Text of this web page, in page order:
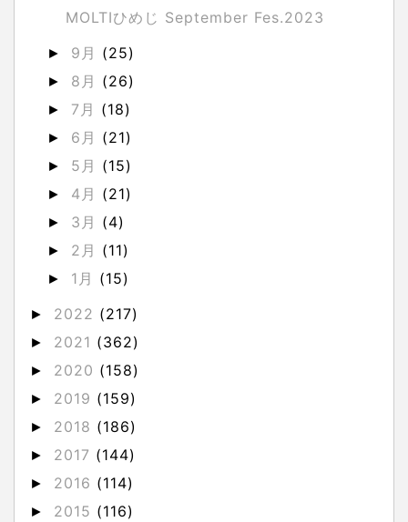
MOLTIひめじ September Fes.2023
► 9月 (25)
► 8月 (26)
► 7月 (18)
► 6月 (21)
► 5月 (15)
► 4月 (21)
► 3月 (4)
► 2月 (11)
► 1月 (15)
► 2022 (217)
► 2021 (362)
► 2020 (158)
► 2019 (159)
► 2018 (186)
► 2017 (144)
► 2016 (114)
► 2015 (116)